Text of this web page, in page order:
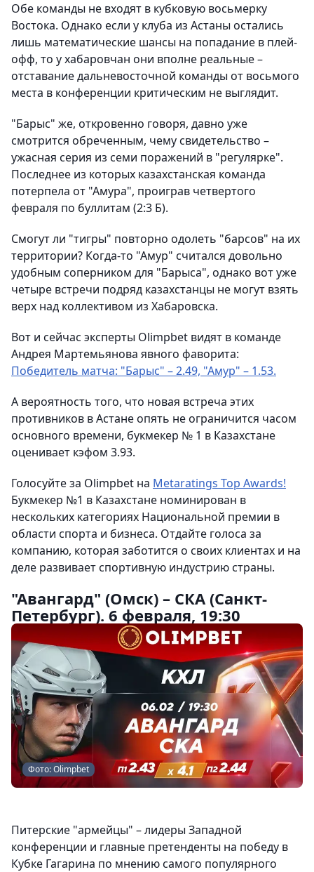
Обе команды не входят в кубковую восьмерку
Востока. Однако если у клуба из Астаны остались
лишь математические шансы на попадание в плей-
офф, то у хабаровчан они вполне реальные –
отставание дальневосточной команды от восьмого
места в конференции критическим не выглядит.
"Барыс" же, откровенно говоря, давно уже
смотрится обреченным, чему свидетельство –
ужасная серия из семи поражений в "регулярке".
Последнее из которых казахстанская команда
потерпела от "Амура", проиграв четвертого
февраля по буллитам (2:3 Б).
Смогут ли "тигры" повторно одолеть "барсов" на их
территории? Когда-то "Амур" считался довольно
удобным соперником для "Барыса", однако вот уже
четыре встречи подряд казахстанцы не могут взять
верх над коллективом из Хабаровска.
Вот и сейчас эксперты Olimpbet видят в команде
Андрея Мартемьянова явного фаворита:
Победитель матча: "Барыс" – 2.49, "Амур" – 1.53.
А вероятность того, что новая встреча этих
противников в Астане опять не ограничится часом
основного времени, букмекер № 1 в Казахстане
оценивает кэфом 3.93.
Голосуйте за Olimpbet на Metaratings Top Awards!
Букмекер №1 в Казахстане номинирован в
нескольких категориях Национальной премии в
области спорта и бизнеса. Отдайте голоса за
компанию, которая заботится о своих клиентах и на
деле развивает спортивную индустрию страны.
"Авангард" (Омск) – СКА (Санкт-
Петербург). 6 февраля, 19:30
Фото: Olimpbet
Питерские "армейцы" – лидеры Западной
конференции и главные претенденты на победу в
Кубке Гагарина по мнению самого популярного